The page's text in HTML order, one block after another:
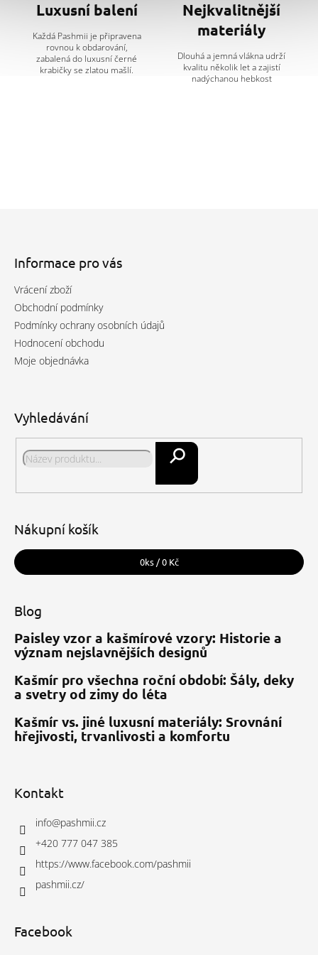
Luxusní balení
Každá Pashmii je připravena
rovnou k obdarování,
zabalená do luxusní černé
krabičky se zlatou mašlí.
Nejkvalitnější
materiály
Dlouhá a jemná vlákna udrží
kvalitu několik let a zajistí
nadýchanou hebkost
Informace pro vás
Vrácení zboží
Obchodní podmínky
Podmínky ochrany osobních údajů
Hodnocení obchodu
Moje objednávka
Vyhledávání
Nákupní košík
0ks /0 Kč
Blog
Paisley vzor a kašmírové vzory: Historie a
význam nejslavnějších designů
Kašmír pro všechna roční období: Šály, deky
a svetry od zimy do léta
Kašmír vs. jiné luxusní materiály: Srovnání
hřejivosti, trvanlivosti a komfortu
Kontakt
info@pashmii.cz
+420 777 047 385
https://www.facebook.com/pashmii
pashmii.cz/
Facebook